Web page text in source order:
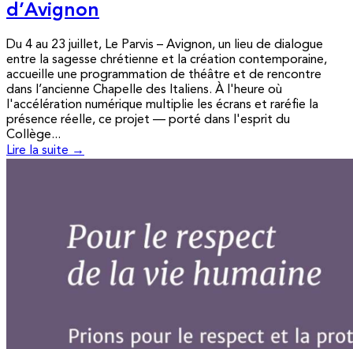
d’Avignon
Du 4 au 23 juillet, Le Parvis – Avignon, un lieu de dialogue
entre la sagesse chrétienne et la création contemporaine,
accueille une programmation de théâtre et de rencontre
dans l’ancienne Chapelle des Italiens. À l'heure où
l'accélération numérique multiplie les écrans et raréfie la
présence réelle, ce projet — porté dans l'esprit du
Collège...
Lire la suite →